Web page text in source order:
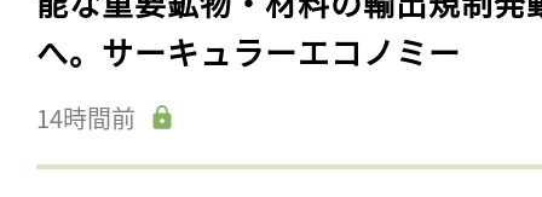
へ。サーキュラーエコノミー
14時間前